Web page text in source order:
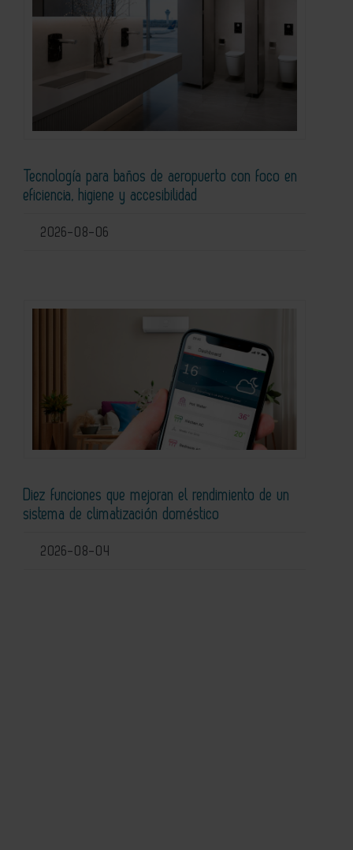
Tecnología para baños de aeropuerto con foco en
eficiencia, higiene y accesibilidad
2026-08-06
Diez funciones que mejoran el rendimiento de un
sistema de climatización doméstico
2026-08-04